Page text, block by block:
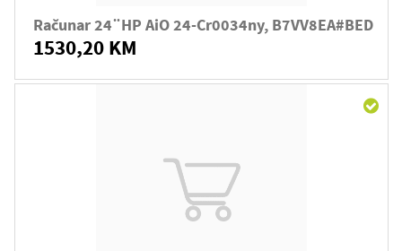
Računar 24¨HP AiO 24-Cr0034ny, B7VV8EA#BED
1530,20 KM